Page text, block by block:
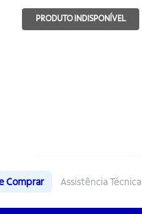
PRODUTO INDISPONÍVEL
Comprar Assistência Técnica